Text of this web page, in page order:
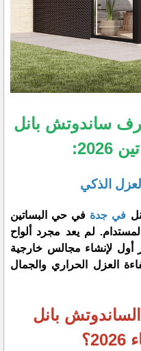
ساندوتش بانل
الذكي
في جدة في حي البساتين
لم يعد مجرد ألواح
أول لإنشاء مجالس خارجية
العزل الحراري والجمال
بانل